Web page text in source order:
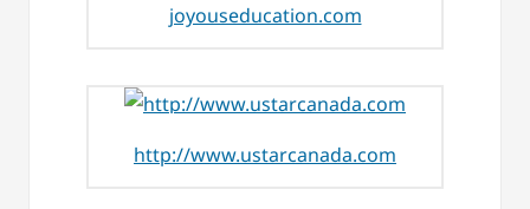
joyouseducation.com
http://www.ustarcanada.com